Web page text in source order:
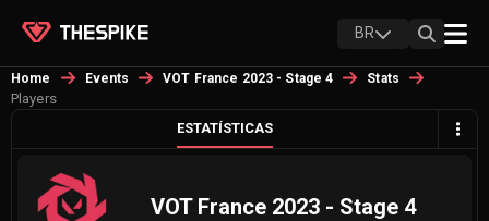
BR
Home Events VOT France 2023 - Stage 4 Stats
Players
ESTATÍSTICAS
VOT France 2023 - Stage 4